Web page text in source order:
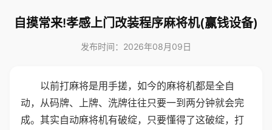
自摸常来!孝感上门改装程序麻将机(赢钱设备)
发布时间：2026年08月09日
以前打麻将是用手搓，如今的麻将机都是全自
动，从码牌、上牌、洗牌往往只要一到两分钟就会完
成。其实自动麻将机有破绽，只要懂得了这破绽，打